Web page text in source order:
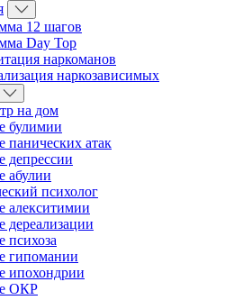
12 шагов
Day Top
наркоманов
наркозависимых
на дом
булимии
панических атак
депрессии
абулии
психолог
алекситимии
дереализации
психоза
гипомании
ипохондрии
ОКР